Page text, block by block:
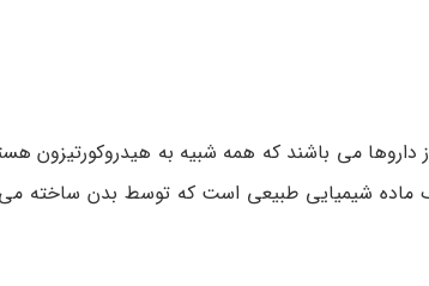
داروها می باشند که همه شبیه به هیدروکورتیزون
یک ماده شیمیایی طبیعی است که توسط بدن